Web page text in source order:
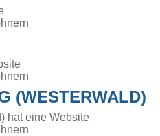
(WESTERWALD)
hat eine Website